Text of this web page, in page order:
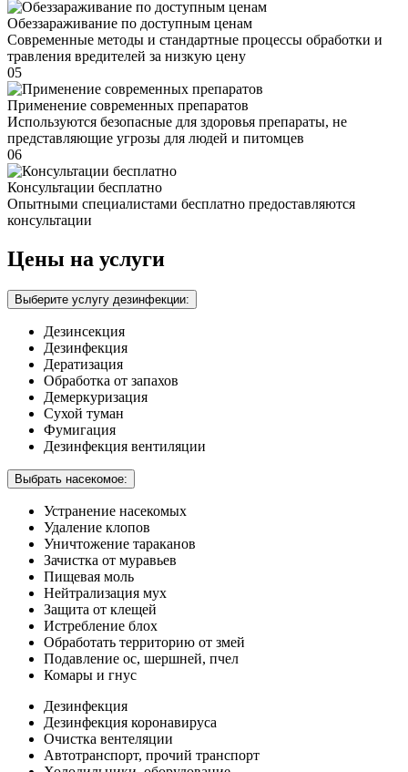
Обеззараживание по доступным ценам
Современные методы и стандартные процессы обработки и
травления вредителей за низкую цену
05
Применение современных препаратов
Используются безопасные для здоровья препараты, не
представляющие угрозы для людей и питомцев
06
Консультации бесплатно
Опытными специалистами бесплатно предоставляются
консультации
Цены на услуги
Выберите услугу дезинфекции:
Дезинсекция
Дезинфекция
Дератизация
Обработка от запахов
Демеркуризация
Сухой туман
Фумигация
Дезинфекция вентиляции
Выбрать насекомое:
Устранение насекомых
Удаление клопов
Уничтожение тараканов
Зачистка от муравьев
Пищевая моль
Нейтрализация мух
Защита от клещей
Истребление блох
Обработать территорию от змей
Подавление ос, шершней, пчел
Комары и гнус
Дезинфекция
Дезинфекция коронавируса
Очистка вентеляции
Автотранспорт, прочий транспорт